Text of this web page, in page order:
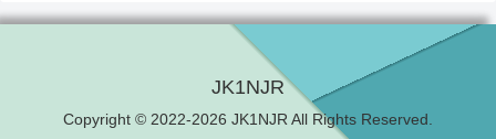
JK1NJR
Copyright © 2022-2026 JK1NJR All Rights Reserved.